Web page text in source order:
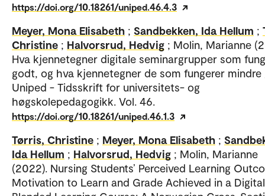
https://doi.org/10.18261/uniped.46.4.3
Meyer, Mona Elisabeth ; Sandbekken, Ida Hellum ;
Christine ; Halvorsrud, Hedvig ; Molin, Marianne
Hva kjennetegner digitale seminargrupper som
godt, og hva kjennetegner de som fungerer mindre
Uniped - Tidsskrift for universitets- og
høgskolepedagogikk. Vol. 46.
https://doi.org/10.18261/uniped.46.1.3
Tørris, Christine ; Meyer, Mona Elisabeth ;
Ida Hellum ; Halvorsrud, Hedvig ; Molin, Marianne
(2022). Nursing Students’ Perceived Learning
Motivation to Learn and Grade Achieved in a Digital